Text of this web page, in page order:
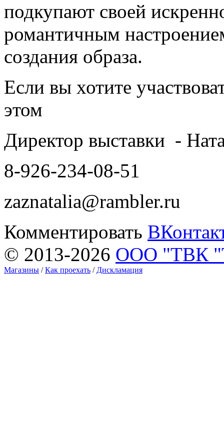
подкупают своей
романтичным
создания образа.
Если вы хотите
этом
Директор выставки -
8-926-234-08-51
zaznatalia@rambler.ru
Комментировать
© 2013-2026 ООО "ТВК
Магазины /Как проехать / Дискламация